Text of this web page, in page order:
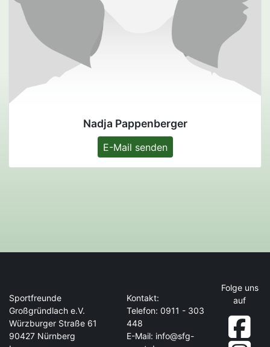
Nadja Pappenberger
E-Mail senden
Sportfreunde
Großgründlach e.V.
Würzburger Straße 61
90427 Nürnberg
Kontakt:
Telefon: 0911 - 303
448
E-Mail: info@sfg-
Folge uns
auf